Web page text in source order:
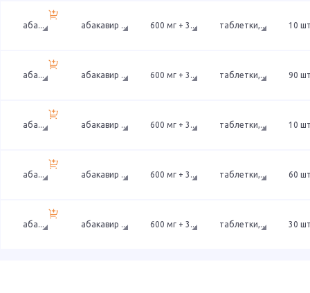
аба... абакавир ... 600 мг + 3 ... таблетки,... 10
аба... абакавир ... 600 мг + 3 ... таблетки,... 90
аба... абакавир ... 600 мг + 3 ... таблетки,... 10
аба... абакавир ... 600 мг + 3 ... таблетки,... 60
аба... абакавир ... 600 мг + 3 ... таблетки,... 30